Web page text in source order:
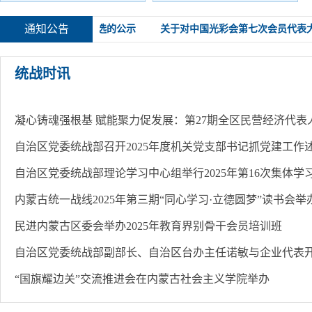
通知公告
拟表彰对象考察人选的公示 关于对中国光彩会第七次会员代表
统战时讯
自治区党委统战部理论学习中心组举行2025年第16次集体学
内蒙古统一战线2025年第三期“同心学习·立德圆梦”读书会举
民进内蒙古区委会举办2025年教育界别骨干会员培训班
“国旗耀边关”交流推进会在内蒙古社会主义学院举办